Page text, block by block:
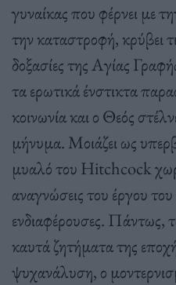
γυναίκας που φέρνει με
την καταστροφή, κρύβει
δοξασίες της Αγίας
τα ερωτικά ένστικτα
κοινωνία και ο Θεός
μήνυμα. Μοιάζει ως
μυαλό του Hitchcock
αναγνώσεις του έργου
ενδιαφέρουσες. Πάντως,
καυτά ζητήματα της
ψυχανάλυση, ο